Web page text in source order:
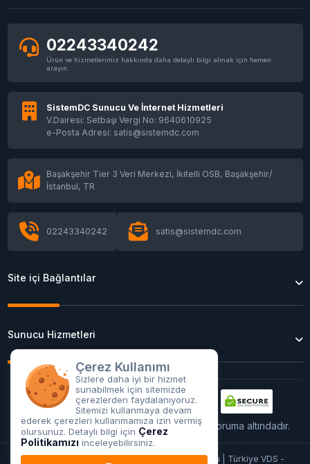
2U Sunucu Barındırma İstanbul | Business
1U Sunucu Barındırma İstanbul | Fiyat ve Paket
Veri Merkezi Lokasyonu Nasıl Seçilir? İstanbul
ve Türkiye Rehberi
Colocation Sağlayıcısı Seçerken 15 Maddelik
Kontrol Listesi
Private Cage mi Shared Rack mi? Colocation
Sunucuyu Veri Merkezine Taşıma: Migration
Veri Merkezi Enerji Maliyeti: kWh
Faturalandırma ve PDU Rehberi
Colocation mu Kiralık Sunucu mu? TCO
02243340242
Ürün ve hizmetlerimiz hakkında daha detaylı bilgi almak için hemen
arayın.
SistemDC Sunucu Ve İnternet Hizmetleri
V.Dairesi: Setbaşı Vergi No: 9640610925
e-Posta Adresi: satis@sistemdc.com
Başakşehir Tier 3 Veri Merkezi, İkitelli OSB, Başakşehir/
İstanbul, TR
02243340242 satis@sistemdc.com
Site içi Bağlantılar
Sunucu Hizmetleri
Tüm işlemleriniz256BitSSL sertifikası ile koruma altındadır.
Copyright © 2026 Kiralık Sunucu & GPU Sunucu | Türkiye VDS -
Çerez Kullanımı
Sizlere daha iyi bir hizmet
sunabilmek için sitemizde
çerezlerden faydalanıyoruz.
Sitemizi kullanmaya devam
ederek çerezleri kullanmamıza izin vermiş
olursunuz. Detaylı bilgi için Çerez
Politikamızı inceleyebilirsiniz.